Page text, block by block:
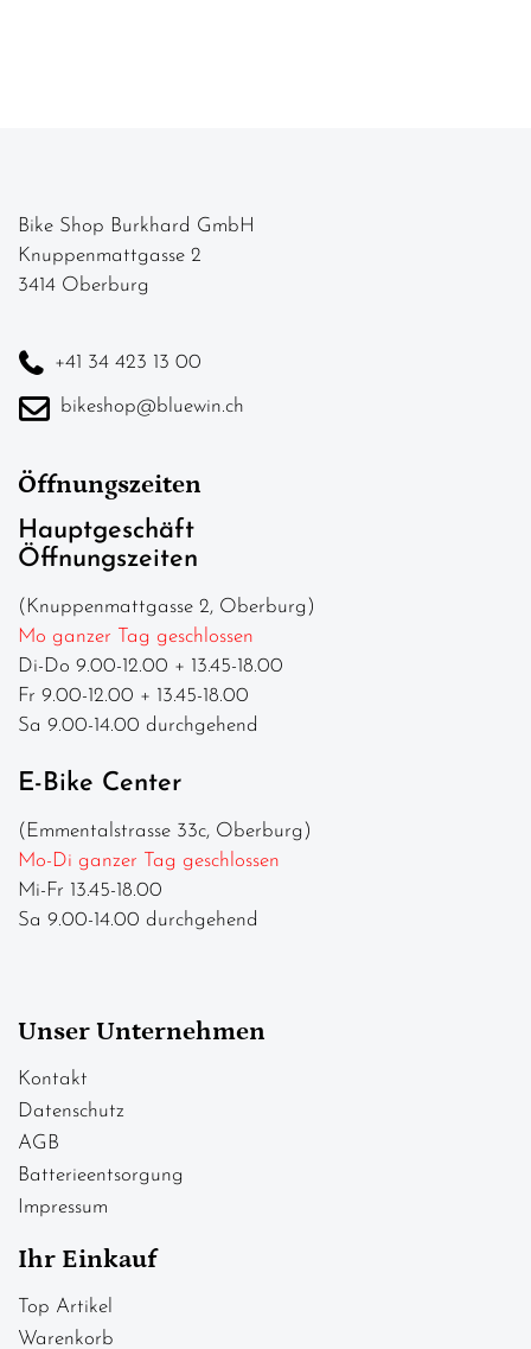
Bike Shop Burkhard GmbH
Knuppenmattgasse 2
3414 Oberburg
+41 34 423 13 00
bikeshop@bluewin.ch
Öffnungszeiten
Hauptgeschäft
Öffnungszeiten
(Knuppenmattgasse 2, Oberburg)
Mo ganzer Tag geschlossen
Di-Do 9.00-12.00 + 13.45-18.00
Fr 9.00-12.00 + 13.45-18.00
Sa 9.00-14.00 durchgehend
E-Bike Center
(Emmentalstrasse 33c, Oberburg)
Mo-Di ganzer Tag geschlossen
Mi-Fr 13.45-18.00
Sa 9.00-14.00 durchgehend
Unser Unternehmen
Kontakt
Datenschutz
AGB
Batterieentsorgung
Impressum
Ihr Einkauf
Top Artikel
Warenkorb